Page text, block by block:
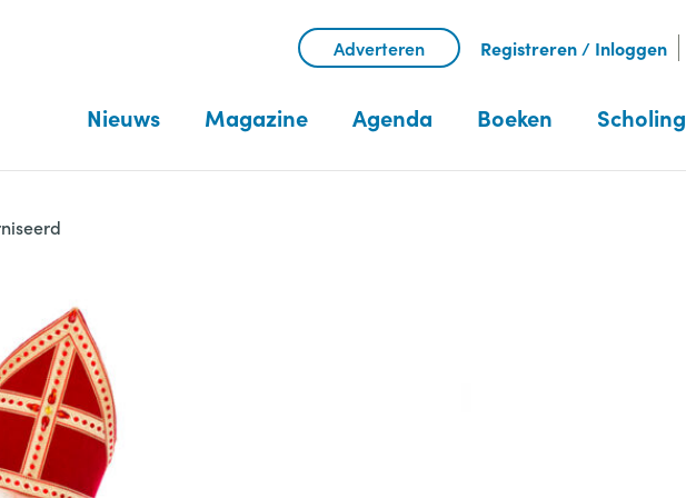
Adverteren Registreren / Inloggen
Nieuws Magazine Agenda Boeken Scholing